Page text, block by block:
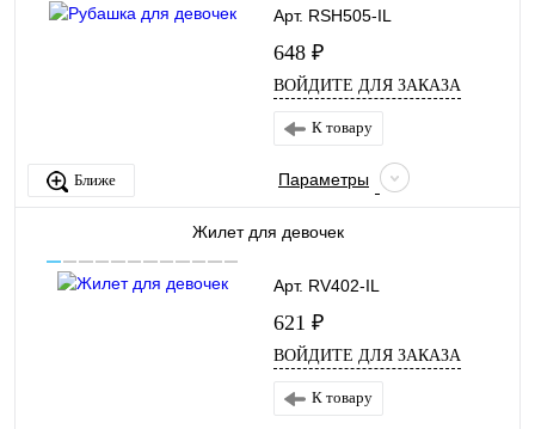
Арт. RSH505-IL
648 ₽
ВОЙДИТЕ ДЛЯ ЗАКАЗА
Ближе
К товару
Параметры
Жилет для девочек
Арт. RV402-IL
621 ₽
ВОЙДИТЕ ДЛЯ ЗАКАЗА
К товару